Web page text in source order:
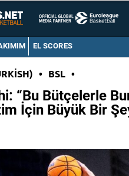
EL SCORES
• BSL •
“Bu Bütçelerle
İçin Büyük Bir